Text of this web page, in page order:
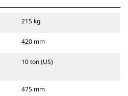
215 kg
420 mm
10 ton (US)
475 mm